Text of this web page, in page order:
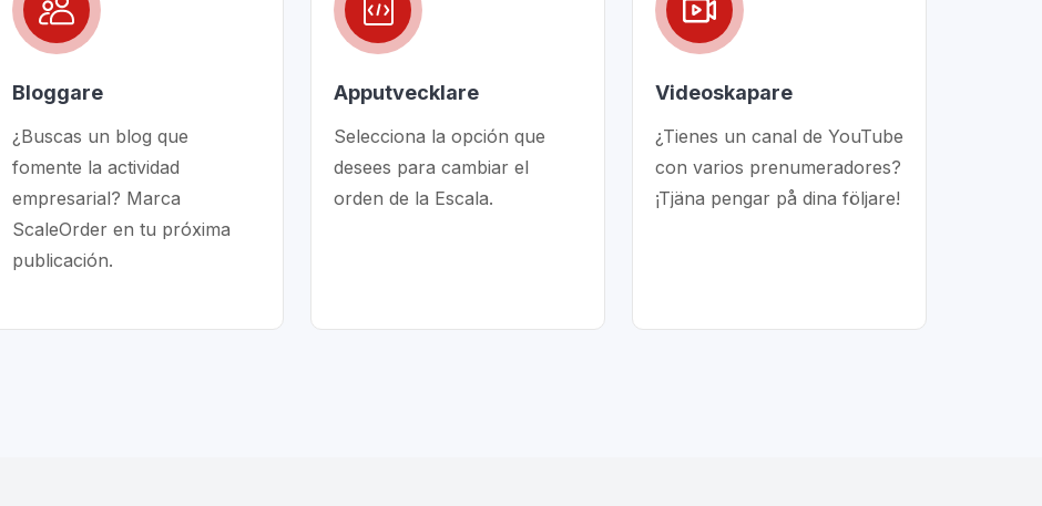
Bloggare
¿Buscas un blog que
fomente la actividad
empresarial? Marca
ScaleOrder en tu próxima
publicación.
Apputvecklare
Selecciona la opción que
desees para cambiar el
orden de la Escala.
Videoskapare
¿Tienes un canal de YouTube
con varios prenumeradores?
¡Tjäna pengar på dina följare!